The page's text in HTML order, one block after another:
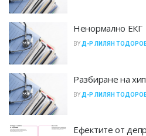
Ненормално ЕКГ
BY Д-Р ЛИЛЯН
Разбиране на
BY Д-Р ЛИЛЯН
Ефектите от